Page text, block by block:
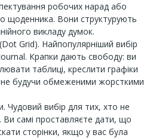
робочих нарад або
щоденника. Вони структурують
викладу думок.
Grid). Найпопулярніший вибір
Крапки дають свободу: ви
таблиці, креслити графіки
не будучи обмеженими жорсткими
Чудовий вибір для тих, хто не
самі проставляєте дати, що
сторінки, якщо у вас була